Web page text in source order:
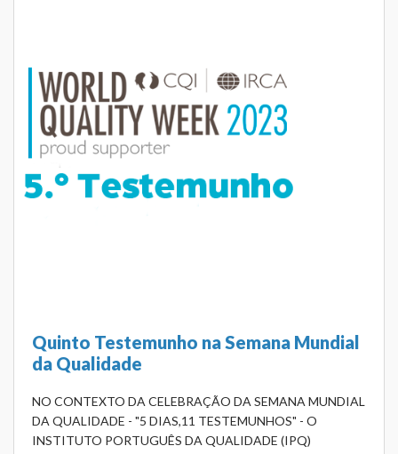
Quinto Testemunho na Semana Mundial
da Qualidade
NO CONTEXTO DA CELEBRAÇÃO DA SEMANA MUNDIAL
DA QUALIDADE - "5 DIAS,11 TESTEMUNHOS" - O
INSTITUTO PORTUGUÊS DA QUALIDADE (IPQ)